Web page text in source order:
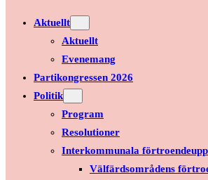
Aktuellt
Aktuellt
Evenemang
Partikongressen 2026
Politik
Program
Resolutioner
Interkommunala
Välfärdsområdens